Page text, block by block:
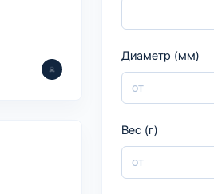
Диаметр (мм)
Вес (г)